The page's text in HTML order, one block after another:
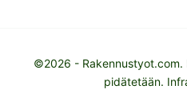
©2026 - Rakennustyot.com.
pidätetään.